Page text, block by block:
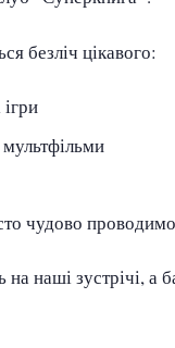
безліч цікавого:
чудово
наші зустрічі, а